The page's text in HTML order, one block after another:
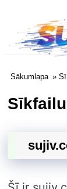
Sākumlapa »